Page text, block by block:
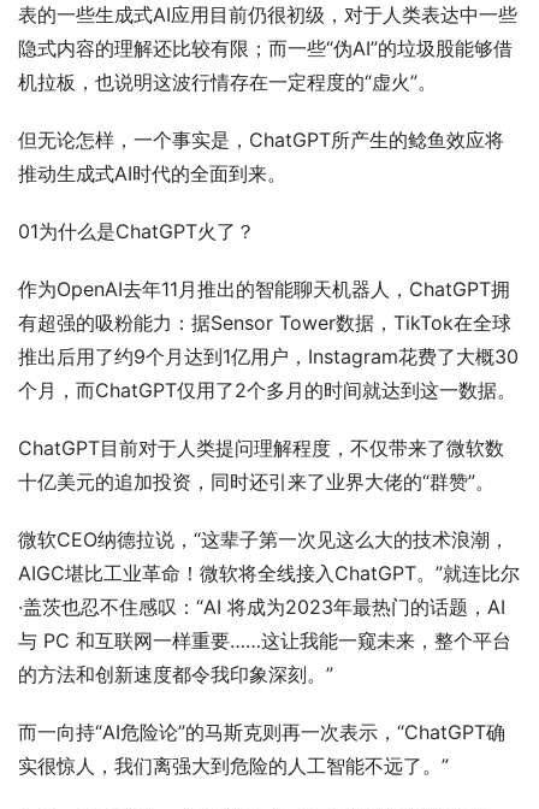
表的一些生成式AI应用目前仍很初级，对于人类表达中一些
隐式内容的理解还比较有限；而一些“伪AI”的垃圾股能够借
机拉板，也说明这波行情存在一定程度的“虚火”。
但无论怎样，一个事实是，ChatGPT所产生的鲶鱼效应将
推动生成式AI时代的全面到来。
01为什么是ChatGPT火了？
作为OpenAI去年11月推出的智能聊天机器人，ChatGPT拥
有超强的吸粉能力：据Sensor Tower数据，TikTok在全球
推出后用了约9个月达到1亿用户，Instagram花费了大概30
个月，而ChatGPT仅用了2个多月的时间就达到这一数据。
ChatGPT目前对于人类提问理解程度，不仅带来了微软数
十亿美元的追加投资，同时还引来了业界大佬的“群赞”。
微软CEO纳德拉说，“这辈子第一次见这么大的技术浪潮，
AIGC堪比工业革命！微软将全线接入ChatGPT。”就连比尔
·盖茨也忍不住感叹：“AI 将成为2023年最热门的话题，AI
与 PC 和互联网一样重要……这让我能一窥未来，整个平台
的方法和创新速度都令我印象深刻。”
而一向持“AI危险论”的马斯克则再一次表示，“ChatGPT确
实很惊人，我们离强大到危险的人工智能不远了。”